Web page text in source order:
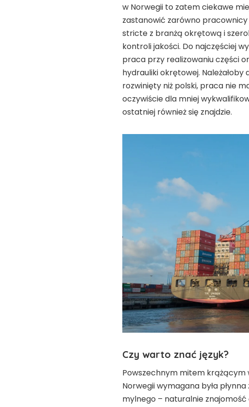
w Norwegii to zatem ciekawe
zastanowić zarówno
stricte z branżą okrętową i
kontroli jakości. Do najczęściej
praca przy realizowaniu części
hydrauliki okrętowej. Należałoby
rozwinięty niż polski, praca nie
oczywiście dla mniej
ostatniej również się znajdzie.
Czy warto znać język?
Powszechnym mitem krążącym
Norwegii wymagana była
mylnego – naturalnie